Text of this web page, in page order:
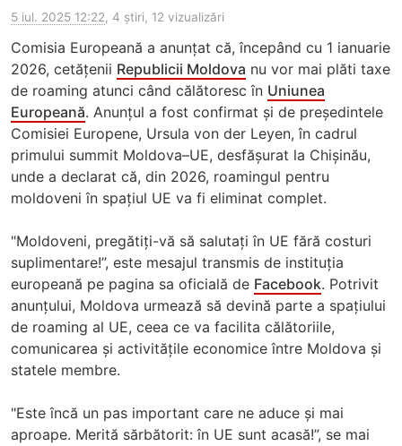
5 iul. 2025 12:22, 4 știri, 12 vizualizări
Comisia Europeană a anunțat că, începând cu 1 ianuarie
2026, cetățenii Republicii Moldova nu vor mai plăti taxe
de roaming atunci când călătoresc în Uniunea
Europeană. Anunțul a fost confirmat și de președintele
Comisiei Europene, Ursula von der Leyen, în cadrul
primului summit Moldova–UE, desfășurat la Chișinău,
unde a declarat că, din 2026, roamingul pentru
moldoveni în spațiul UE va fi eliminat complet.
"Moldoveni, pregătiți-vă să salutați în UE fără costuri
suplimentare!”, este mesajul transmis de instituția
europeană pe pagina sa oficială de Facebook. Potrivit
anunțului, Moldova urmează să devină parte a spațiului
de roaming al UE, ceea ce va facilita călătoriile,
comunicarea și activitățile economice între Moldova și
statele membre.
"Este încă un pas important care ne aduce și mai
aproape. Merită sărbătorit: în UE sunt acasă!”, se mai